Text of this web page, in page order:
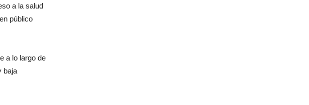
a la salud
público
a lo largo de
baja